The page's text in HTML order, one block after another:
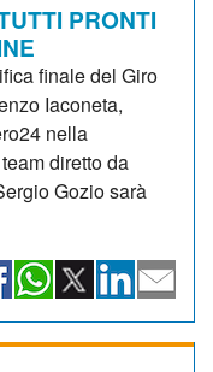
PRONTI
finale del Giro
Iaconeta,
nella
diretto da
Gozio sarà